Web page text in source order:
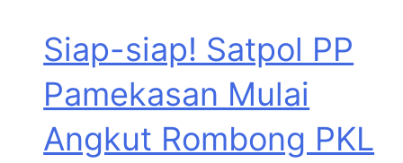
Siap-siap! Satpol PP
Pamekasan Mulai
Angkut Rombong PKL